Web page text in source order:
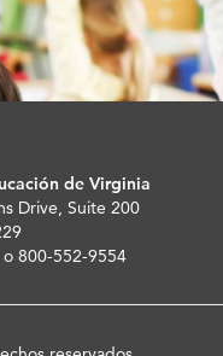
de Virginia
Drive, Suite 200
800-552-9554